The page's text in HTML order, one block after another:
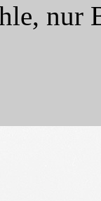
nur